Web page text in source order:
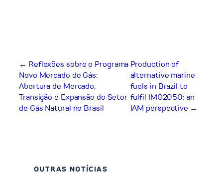
← Reflexões sobre o Programa
Novo Mercado de Gás:
Abertura de Mercado,
Transição e Expansão do Setor
de Gás Natural no Brasil
Production of
alternative marine
fuels in Brazil to
fulfil IMO2050: an
IAM perspective →
OUTRAS NOTÍCIAS